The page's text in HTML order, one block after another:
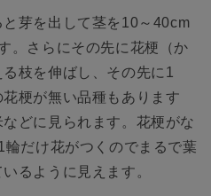
芽を出して茎を10～40cm
。さらにその先に花梗（か
枝を伸ばし、その先に1
梗が無い品種もあります
どに見られます。花梗がな
だけ花がつくのでまるで葉
るように見えます。